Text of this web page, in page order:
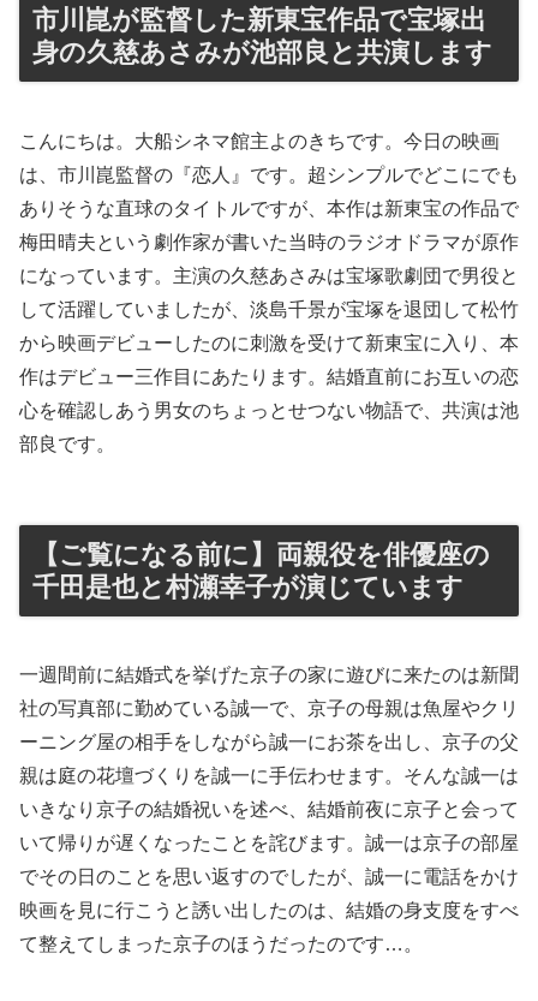
市川崑が監督した新東宝作品で宝塚出
身の久慈あさみが池部良と共演します
こんにちは。大船シネマ館主よのきちです。今日の映画
は、市川崑監督の『恋人』です。超シンプルでどこにでも
ありそうな直球のタイトルですが、本作は新東宝の作品で
梅田晴夫という劇作家が書いた当時のラジオドラマが原作
になっています。主演の久慈あさみは宝塚歌劇団で男役と
して活躍していましたが、淡島千景が宝塚を退団して松竹
から映画デビューしたのに刺激を受けて新東宝に入り、本
作はデビュー三作目にあたります。結婚直前にお互いの恋
心を確認しあう男女のちょっとせつない物語で、共演は池
部良です。
【ご覧になる前に】両親役を俳優座の
千田是也と村瀬幸子が演じています
一週間前に結婚式を挙げた京子の家に遊びに来たのは新聞
社の写真部に勤めている誠一で、京子の母親は魚屋やクリ
ーニング屋の相手をしながら誠一にお茶を出し、京子の父
親は庭の花壇づくりを誠一に手伝わせます。そんな誠一は
いきなり京子の結婚祝いを述べ、結婚前夜に京子と会って
いて帰りが遅くなったことを詫びます。誠一は京子の部屋
でその日のことを思い返すのでしたが、誠一に電話をかけ
映画を見に行こうと誘い出したのは、結婚の身支度をすべ
て整えてしまった京子のほうだったのです…。